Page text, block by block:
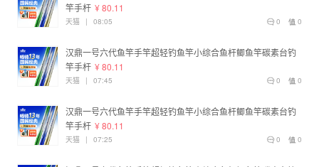
竿手杆 ¥ 80.11
0
0
天猫 | 08:05
汉鼎一号六代鱼竿手竿超轻钓鱼竿小综合鱼杆鲫鱼竿碳素台钓
竿手杆 ¥ 80.11
0
0
天猫 | 07:45
汉鼎一号六代鱼竿手竿超轻钓鱼竿小综合鱼杆鲫鱼竿碳素台钓
竿手杆 ¥ 80.11
0
0
天猫 | 07:25